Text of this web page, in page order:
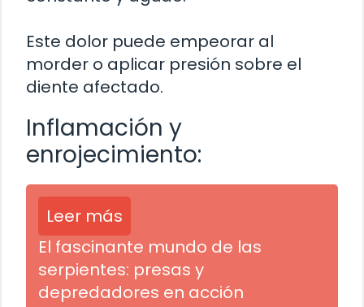
Este dolor puede empeorar al
morder o aplicar presión sobre el
diente afectado.
Inflamación y
enrojecimiento:
Leer más
El fascinante mundo de las
serpientes: presas y
depredadores en acción